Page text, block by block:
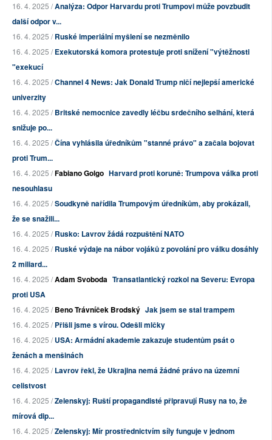
16. 4. 2025 /Analýza: Odpor Harvardu proti Trumpovi může povzbudit
další odpor v...
16. 4. 2025 /Ruské imperiální myšlení se nezměnilo
16. 4. 2025 /Exekutorská komora protestuje proti snížení "výtěžnosti
"exekucí
16. 4. 2025 /Channel 4 News: Jak Donald Trump ničí nejlepší americké
univerzity
16. 4. 2025 /Britské nemocnice zavedly léčbu srdečního selhání, která
snižuje po...
16. 4. 2025 /Čína vyhlásila úředníkům "stanné právo" a začala bojovat
proti Trum...
16. 4. 2025 /Fabiano Golgo Harvard proti koruně: Trumpova válka proti
nesouhlasu
16. 4. 2025 /Soudkyně nařídila Trumpovým úředníkům, aby prokázali,
že se snažili...
16. 4. 2025 /Rusko: Lavrov žádá rozpuštění NATO
16. 4. 2025 /Ruské výdaje na nábor vojáků z povolání pro válku dosáhly
2 miliard...
16. 4. 2025 /Adam Svoboda Transatlantický rozkol na Severu: Evropa
proti USA
16. 4. 2025 /Beno Trávníček Brodský Jak jsem se stal trampem
16. 4. 2025 /Přišli jsme s vírou. Odešli mlčky
16. 4. 2025 /USA: Armádní akademie zakazuje studentům psát o
ženách a menšinách
16. 4. 2025 /Lavrov řekl, že Ukrajina nemá žádné právo na územní
celistvost
16. 4. 2025 /Zelenskyj: Ruští propagandisté připravují Rusy na to, že
mírová dip...
16. 4. 2025 /Zelenskyj: Mír prostřednictvím síly funguje v jednom